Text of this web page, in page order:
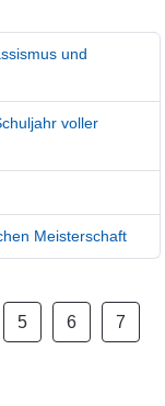
und
voller
Meisterschaft
5 6 7